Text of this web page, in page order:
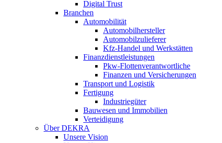
Digital Trust
Branchen
Automobilität
Automobilhersteller
Automobilzulieferer
Kfz-Handel und Werkstätten
Finanzdienstleistungen
Pkw‑Flottenverantwortliche
Finanzen und Versicherungen
Transport und Logistik
Fertigung
Industriegüter
Bauwesen und Immobilien
Verteidigung
Über DEKRA
Unsere Vision